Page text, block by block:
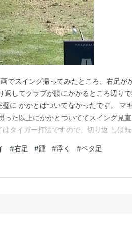
でスイング撮ってみたところ、右足が
してクラブが腰にかかるところ辺り
に かかとはついてなかったです。 マ
た以上にかかとついててスイング見直
タイガー打法ですので、切り返 しは既
ーのフルショットはヨジリから始動す
#右足 #踵 #浮く #ベタ足